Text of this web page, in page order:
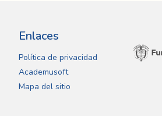
Enlaces
Política de privacidad
Academusoft
Mapa del sitio